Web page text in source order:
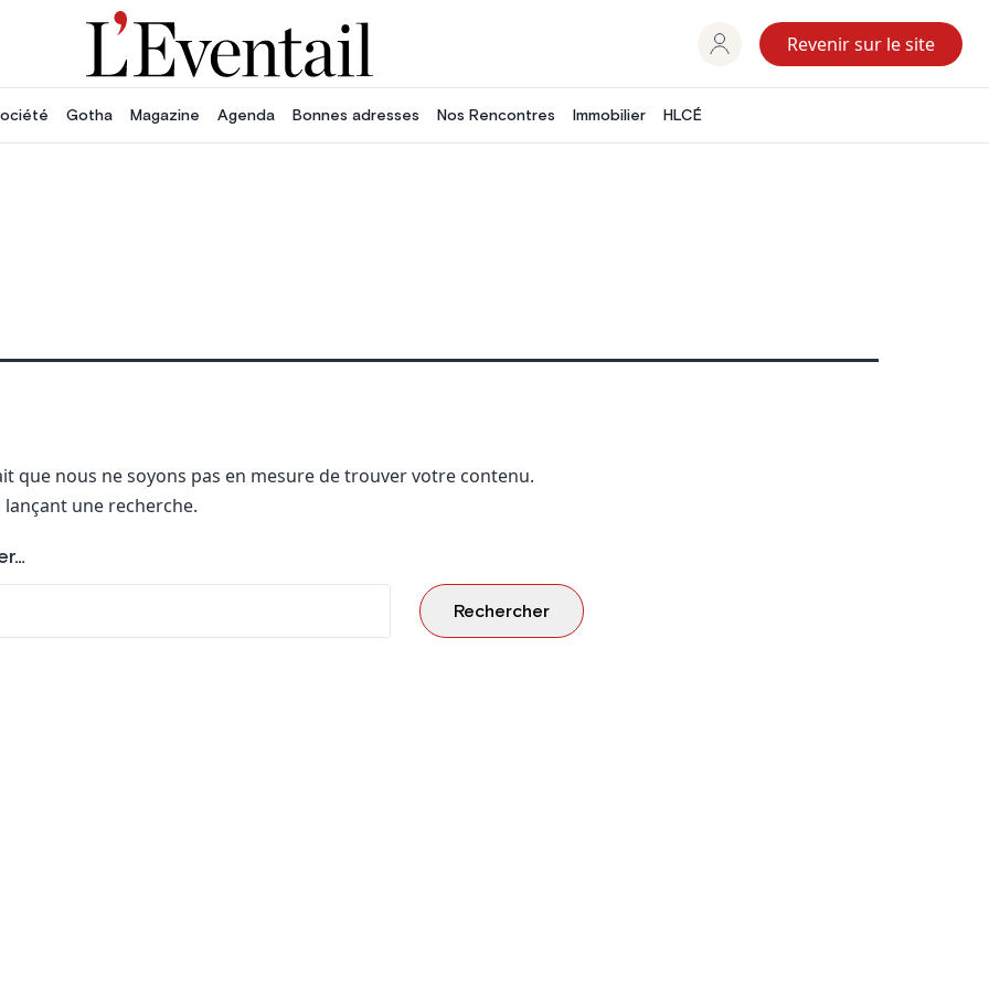
Revenir sur le site
Gotha Magazine Agenda Bonnes adresses Nos Rencontres Immobilier HLCÉ
que nous ne soyons pas en mesure de trouver votre contenu.
lançant une recherche.